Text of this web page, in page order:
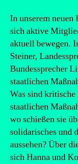
In unserem neuen
sich aktive
aktuell bewegen.
Steiner,
Bundessprecher
staatlichen
Was sind
staatlichen
wo schießen sie
solidarisches und
aussehen? Über
sich Hanna und